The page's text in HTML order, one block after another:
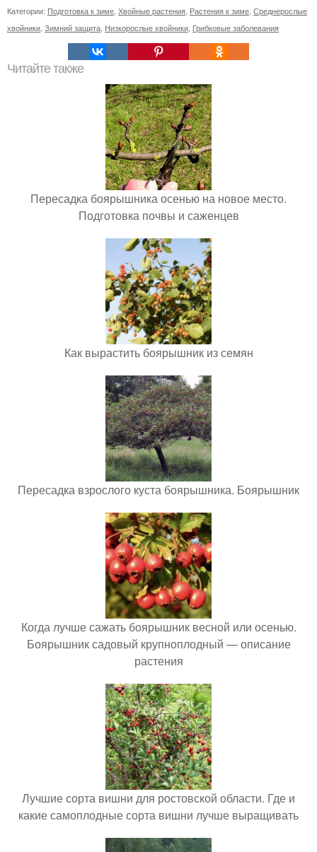
Категории: Подготовка к зиме Хвойные растения Растения к зиме Среднерослые
хвойники Зимний защита Низкорослые хвойники Грибковые заболевания
Читайте также
Пересадка боярышника осенью на новое место.
Подготовка почвы и саженцев
Как вырастить боярышник из семян
Пересадка взрослого куста боярышника. Боярышник
Когда лучше сажать боярышник весной или осенью.
Боярышник садовый крупноплодный — описание
растения
Лучшие сорта вишни для ростовской области. Где и
какие самоплодные сорта вишни лучше выращивать